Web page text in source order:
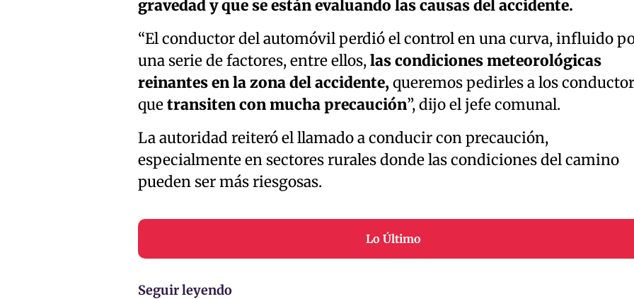
gravedad y que se están evaluando las causas del accidente.
“El conductor del automóvil perdió el control en una curva, influido
una serie de factores, entre ellos,las condiciones meteorológicas
reinantes en la zona del accidente,queremos pedirles a los
quetransiten con mucha precaución”, dijo el jefe comunal.
La autoridad reiteró el llamado a conducir con precaución,
especialmente en sectores rurales donde las condiciones del camino
pueden ser más riesgosas.
Lo Último
Seguir leyendo